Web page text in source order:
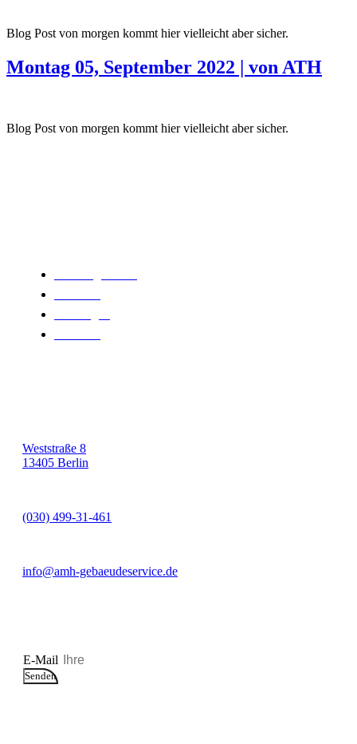
Blog Post von morgen kommt hier vielleicht aber sicher.
Montag 05, September 2022 | von ATH
Blog Post von morgen kommt hier vielleicht aber sicher.
Weststraße 8
13405 Berlin
(030) 499-31-461
info@amh-gebaeudeservice.de
E-Mail
Senden